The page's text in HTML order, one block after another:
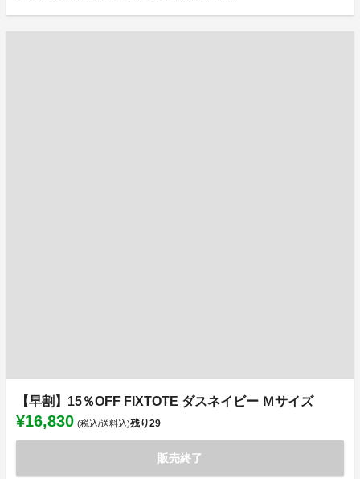
【早割】15％OFF FIXTOTE ダスネイビー Ｍサイズ
¥16,830 (税込/送料込)残り29
販売終了